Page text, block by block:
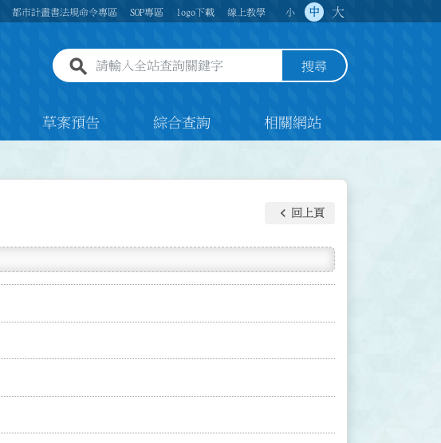
都市計畫書法規命令專區 SOP專區 logo下載 線上教學 小 中 大
全站查詢關鍵字欄位 搜尋
草案預告 綜合查詢 相關網站
keyboard_arrow_left 回上頁